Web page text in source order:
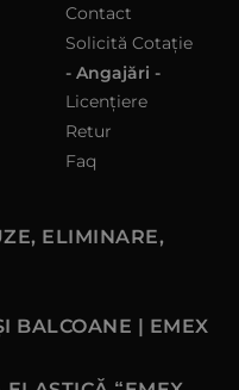
Contact
Solicită Cotație
- Angajări -
Licențiere
Retur
Faq
ELIMINARE,
BALCOANE | EMEX